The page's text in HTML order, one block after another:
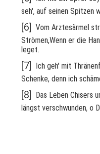
seh', auf seinen Spitzen
[6] Vom Arztesärmel
Strömen,Wenn er die
leget.
[7] Ich geh' mit
Schenke, denn ich
[8] Das Leben Chisers
längst verschwunden, o